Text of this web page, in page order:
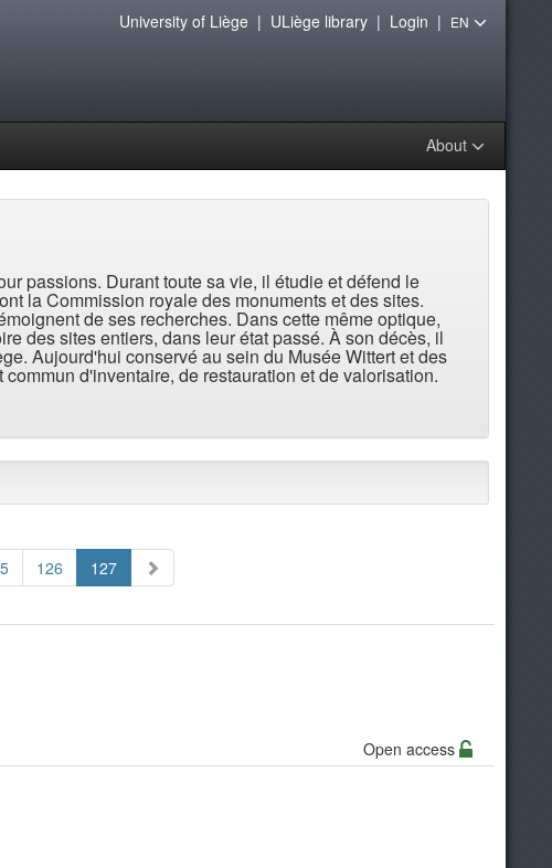
About
University of Liège| ULiège library| Login | EN
passions. Durant toute sa vie, il étudie et défend le
la Commission royale des monuments et des sites.
de ses recherches. Dans cette même optique,
des sites entiers, dans leur état passé. À son décès, il
Aujourd'hui conservé au sein du Musée Wittert et des
d'inventaire, de restauration et de valorisation.
126 127
Open access